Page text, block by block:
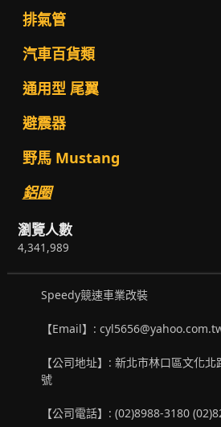
排氣管
汽車百貨類
通用型 尾翼
避震器
野馬 Mustang
鋁圈
瀏覽人數
4,341,989
Speedy競速車業改裝
【Email】:
【公司地址】: 新北市林口區文化
號
【公司電話】: (02)8988-3180